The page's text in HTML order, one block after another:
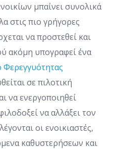
μπαίνει συνολικά
στις πιο γρήγορες
να προστεθεί και
ακόμη υπογραφεί ένα
σε πιλοτική
να ενεργοποιηθεί
να αλλάξει τον
οι ενοικιαστές,
καθυστερήσεων και